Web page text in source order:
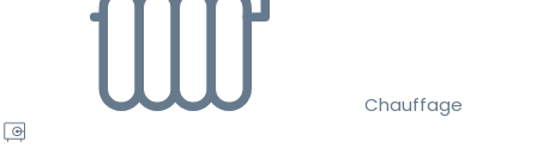
Chauffage